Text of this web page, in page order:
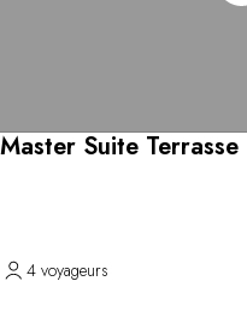
Master Suite Terrasse
4 voyageurs